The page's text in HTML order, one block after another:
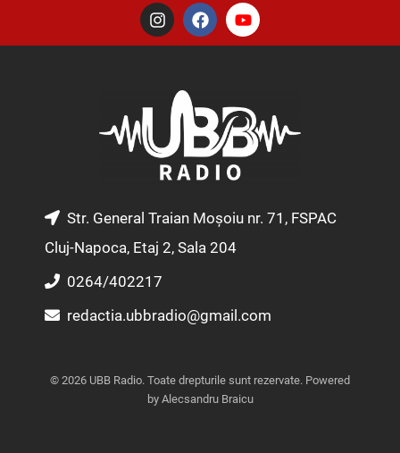
I
n
s
m
F
a
c
o
k
Y
o
u
e
Str. General Traian Moșoiu nr. 71, FSPAC
Cluj-Napoca, Etaj 2, Sala 204
0264/402217
redactia.ubbradio@gmail.com
© 2026 UBB Radio. Toate drepturile sunt rezervate. Powered
by Alecsandru Braicu